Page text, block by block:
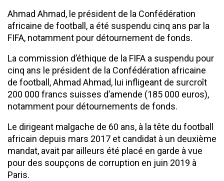
Ahmad Ahmad, le président de la Confédération
africaine de football, a été suspendu cinq ans par la
FIFA, notamment pour détournement de fonds.
La commission d’éthique de la FIFA a suspendu pour
cinq ans le président de la Confédération africaine
de football, Ahmad Ahmad, lui infligeant de surcroît
200 000 francs suisses d’amende (185 000 euros),
notamment pour détournements de fonds.
Le dirigeant malgache de 60 ans, à la tête du football
africain depuis mars 2017 et candidat à un deuxième
mandat, avait par ailleurs été placé en garde à vue
pour des soupçons de corruption en juin 2019 à
Paris.